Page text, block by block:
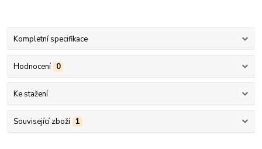
Kompletní specifikace
Hodnocení 0
Ke stažení
Související zboží 1